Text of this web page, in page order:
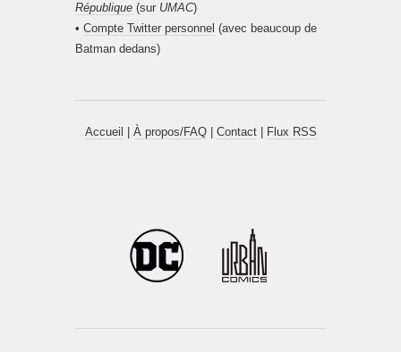
République (sur UMAC)
• Compte Twitter personnel (avec beaucoup de
Batman dedans)
Accueil À propos/FAQ| Contact| Flux RSS